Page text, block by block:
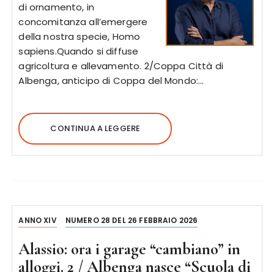
di ornamento, in
concomitanza all’emergere
della nostra specie, Homo
sapiens.Quando si diffuse
agricoltura e allevamento. 2/Coppa Città di
Albenga, anticipo di Coppa del Mondo:…
CONTINUA A LEGGERE
ANNO XIV NUMERO 28 DEL 26 FEBBRAIO 2026
Alassio: ora i garage “cambiano” in
alloggi. 2 / Albenga nasce “Scuola di